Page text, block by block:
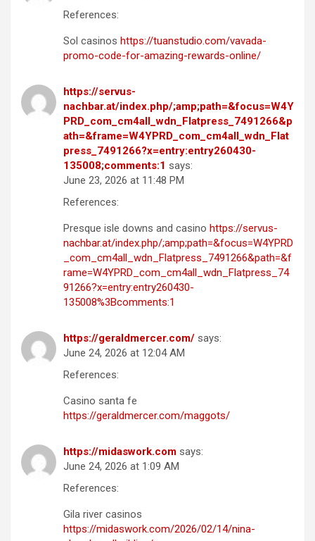
References:
Sol casinos https://tuanstudio.com/vavada-
promo-code-for-amazing-rewards-online/
https://servus-
nachbar.at/index.php/;amp;path=&focus=W4Y
PRD_com_cm4all_wdn_Flatpress_7491266&p
ath=&frame=W4YPRD_com_cm4all_wdn_Flat
press_7491266?x=entry:entry260430-
135008;comments:1 says:
June 23, 2026 at 11:48 PM
References:
Presque isle downs and casino https://servus-
nachbar.at/index.php/;amp;path=&focus=W4YPRD
_com_cm4all_wdn_Flatpress_7491266&path=&f
rame=W4YPRD_com_cm4all_wdn_Flatpress_74
91266?x=entry:entry260430-
135008%3Bcomments:1
https://geraldmercer.com/ says:
June 24, 2026 at 12:04 AM
References:
Casino santa fe
https://geraldmercer.com/maggots/
https://midaswork.com says:
June 24, 2026 at 1:09 AM
References:
Gila river casinos
https://midaswork.com/2026/02/14/nina-